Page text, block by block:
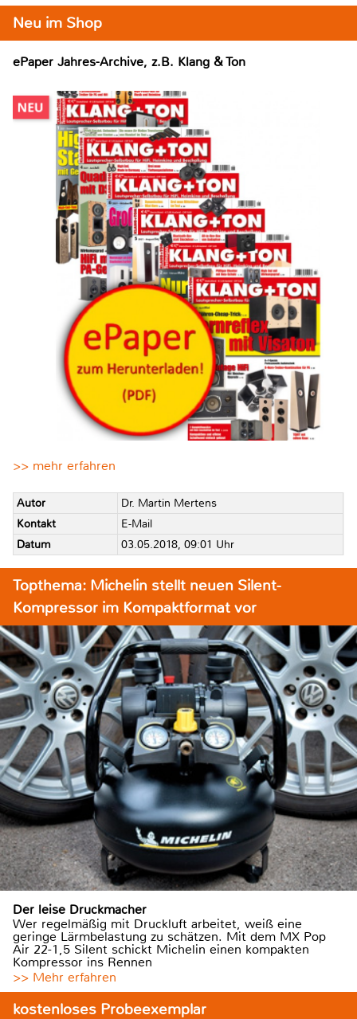
Neu im Shop
ePaper Jahres-Archive, z.B. Klang & Ton
>> mehr erfahren
Autor
Dr. Martin Mertens
Kontakt
E-Mail
Datum
03.05.2018, 09:01 Uhr
Topthema: Michelin stellt neuen Silent-
Kompressor im Kompaktformat vor
Der leise Druckmacher
Wer regelmäßig mit Druckluft arbeitet, weiß eine
geringe Lärmbelastung zu schätzen. Mit dem MX Pop
Air 22-1,5 Silent schickt Michelin einen kompakten
Kompressor ins Rennen
>> Mehr erfahren
kostenloses Probeexemplar